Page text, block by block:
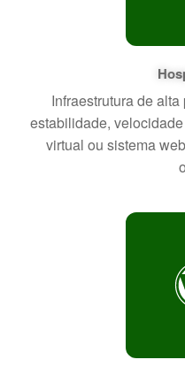
Infraestrutura de
estabilidade,
virtual ou sistema